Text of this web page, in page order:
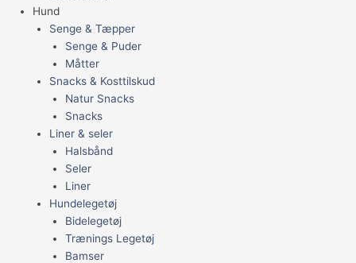
Hund
Senge & Tæpper
Senge & Puder
Måtter
Snacks & Kosttilskud
Natur Snacks
Snacks
Liner & seler
Halsbånd
Seler
Liner
Hundelegetøj
Bidelegetøj
Trænings Legetøj
Bamser